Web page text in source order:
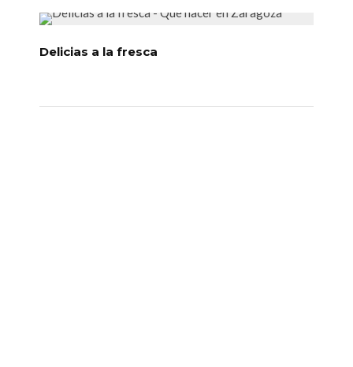
Delicias a la fresca